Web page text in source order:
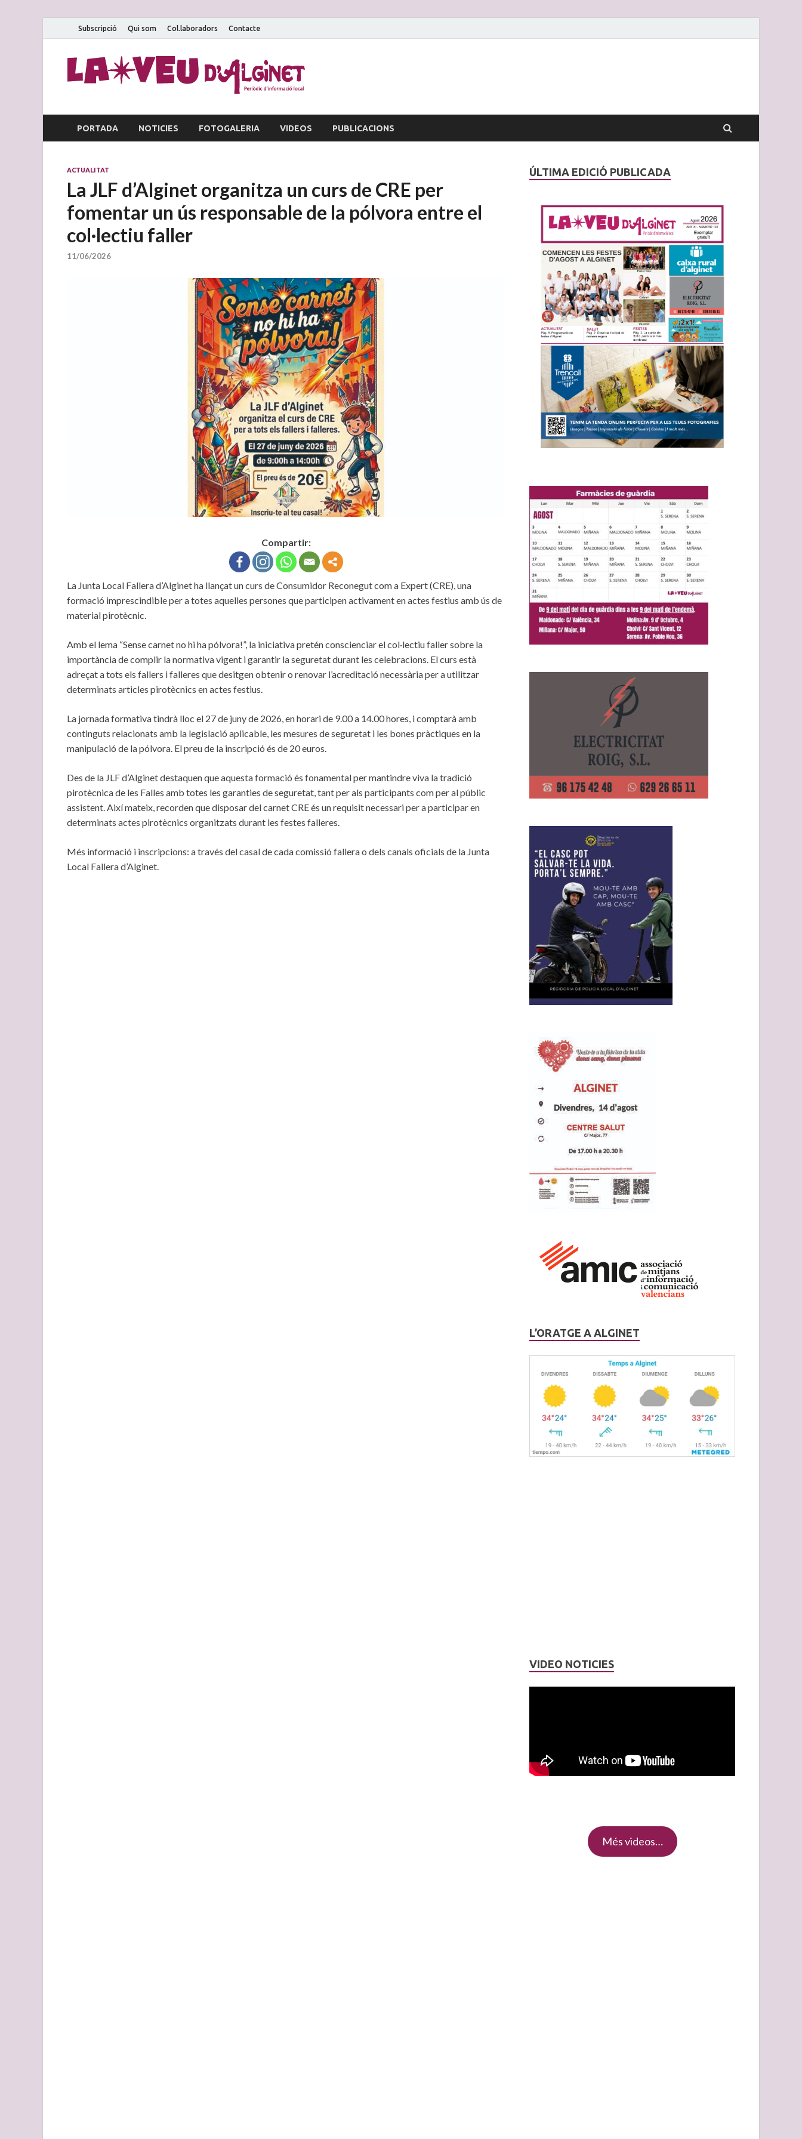
Subscripció Qui som Col.laboradors Contacte
PORTADA NOTICIES FOTOGALERIA VIDEOS PUBLICACIONS
ACTUALITAT
La JLF d’Alginet organitza un curs de CRE per
fomentar un ús responsable de la pólvora entre el
col·lectiu faller
11/06/2026
Compartir:
La Junta Local Fallera d’Alginet ha llançat un curs de Consumidor Reconegut com a Expert (CRE), una
formació imprescindible per a totes aquelles persones que participen activament en actes festius amb ús de
material pirotècnic.
Amb el lema “Sense carnet no hi ha pólvora!”, la iniciativa pretén conscienciar el col·lectiu faller sobre la
importància de complir la normativa vigent i garantir la seguretat durant les celebracions. El curs està
adreçat a tots els fallers i falleres que desitgen obtenir o renovar l’acreditació necessària per a utilitzar
determinats articles pirotècnics en actes festius.
La jornada formativa tindrà lloc el 27 de juny de 2026, en horari de 9.00 a 14.00 hores, i comptarà amb
continguts relacionats amb la legislació aplicable, les mesures de seguretat i les bones pràctiques en la
manipulació de la pólvora. El preu de la inscripció és de 20 euros.
Des de la JLF d’Alginet destaquen que aquesta formació és fonamental per mantindre viva la tradició
pirotècnica de les Falles amb totes les garanties de seguretat, tant per als participants com per al públic
assistent. Així mateix, recorden que disposar del carnet CRE és un requisit necessari per a participar en
determinats actes pirotècnics organitzats durant les festes falleres.
Més informació i inscripcions: a través del casal de cada comissió fallera o dels canals oficials de la Junta
Local Fallera d’Alginet.
ÚLTIMA EDICIÓ PUBLICADA
L’ORATGE A ALGINET
VIDEO NOTICIES
Més videos…